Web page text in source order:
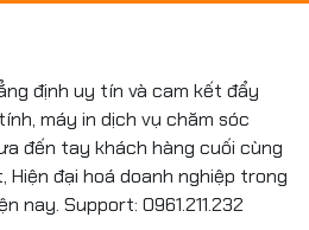
định uy tín và cam kết đẩy
máy in dịch vụ chăm sóc
đến tay khách hàng cuối cùng
đại hoá doanh nghiệp trong
nay. Support: 0961.211.232